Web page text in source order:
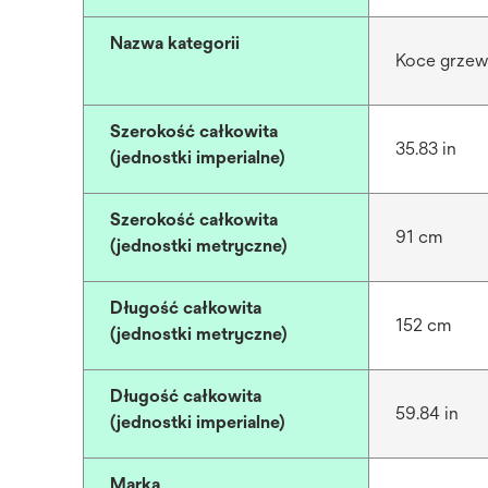
Nazwa kategorii
Koce
Szerokość całkowita
(jednostki imperialne)
35.83 in
Szerokość całkowita
(jednostki metryczne)
91 cm
Długość całkowita
(jednostki metryczne)
152 cm
Długość całkowita
(jednostki imperialne)
59.84 in